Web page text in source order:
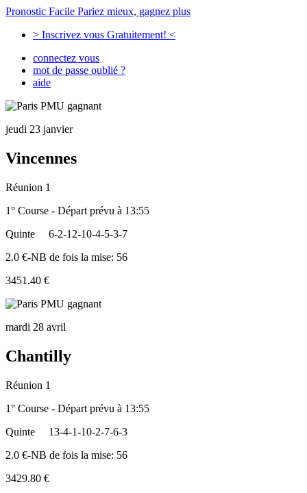
Pronostic Facile Pariez mieux, gagnez plus
> Inscrivez vous Gratuitement! <
connectez vous
mot de passe oublié ?
aide
jeudi 23 janvier
Vincennes
Réunion 1
1° Course - Départ prévu à 13:55
Quinte
6-2-12-10-4-5-3-7
2.0 €-NB de fois la mise: 56
3451.40 €
mardi 28 avril
Chantilly
Réunion 1
1° Course - Départ prévu à 13:55
Quinte
13-4-1-10-2-7-6-3
2.0 €-NB de fois la mise: 56
3429.80 €